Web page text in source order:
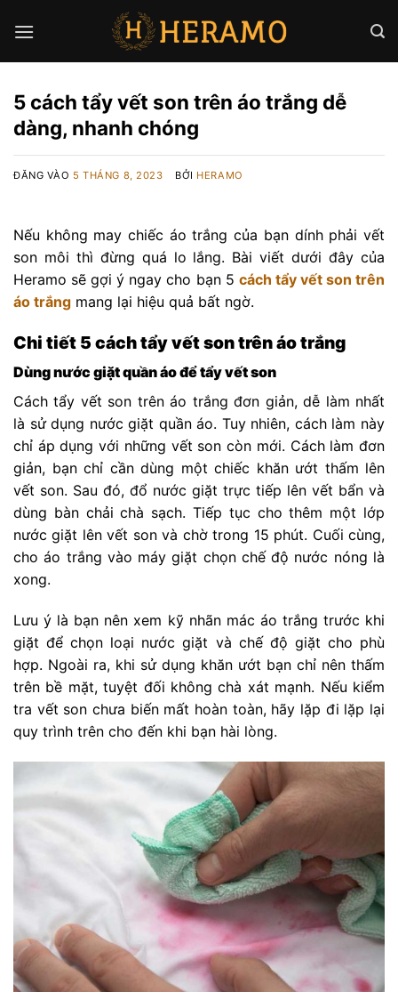
qua
5 cách tẩy vết son trên áo trắng dễ
dàng, nhanh chóng
ĐĂNG VÀO 5 THÁNG 8, 2023 BỞI HERAMO
Nếu không may chiếc áo trắng của bạn dính phải vết
son môi thì đừng quá lo lắng. Bài viết dưới đây của
Heramo sẽ gợi ý ngay cho bạn 5 cách tẩy vết son trên
áo trắng mang lại hiệu quả bất ngờ.
Chi tiết 5 cách tẩy vết son trên áo trắng
Dùng nước giặt quần áo để tẩy vết son
Cách tẩy vết son trên áo trắng đơn giản, dễ làm nhất
là sử dụng nước giặt quần áo. Tuy nhiên, cách làm này
chỉ áp dụng với những vết son còn mới. Cách làm đơn
giản, bạn chỉ cần dùng một chiếc khăn ướt thấm lên
vết son. Sau đó, đổ nước giặt trực tiếp lên vết bẩn và
dùng bàn chải chà sạch. Tiếp tục cho thêm một lớp
nước giặt lên vết son và chờ trong 15 phút. Cuối cùng,
cho áo trắng vào máy giặt chọn chế độ nước nóng là
xong.
Lưu ý là bạn nên xem kỹ nhãn mác áo trắng trước khi
giặt để chọn loại nước giặt và chế độ giặt cho phù
hợp. Ngoài ra, khi sử dụng khăn ướt bạn chỉ nên thấm
trên bề mặt, tuyệt đối không chà xát mạnh. Nếu kiểm
tra vết son chưa biến mất hoàn toàn, hãy lặp đi lặp lại
quy trình trên cho đến khi bạn hài lòng.